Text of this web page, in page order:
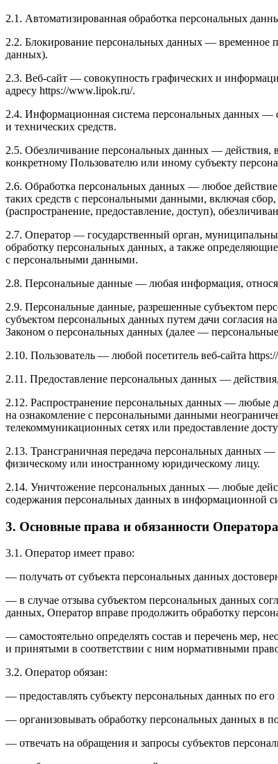
2.1. Автоматизированная обработка персональных
2.2. Блокирование персональных данных — временное
данных).
2.3. Веб-сайт — совокупность графических и
адресу https://www.lipok.ru/.
2.4. Информационная система персональных данных —
и технических средств.
2.5. Обезличивание персональных данных — действия,
конкретному Пользователю или иному субъекту
2.6. Обработка персональных данных — любое действие
таких средств с персональными данными, включая
(распространение, предоставление, доступ),
2.7. Оператор — государственный орган,
обработку персональных данных, а также
с персональными данными.
2.8. Персональные данные — любая информация,
2.9. Персональные данные, разрешенные субъектом
субъектом персональных данных путем дачи согласия
Законом о персональных данных (далее —
2.10. Пользователь — любой посетитель веб-сайта
2.11. Предоставление персональных данных —
2.12. Распространение персональных данных — любые
на ознакомление с персональными данными
телекоммуникационных сетях или предоставление
2.13. Трансграничная передача персональных данных —
физическому или иностранному юридическому лицу.
2.14. Уничтожение персональных данных — любые
содержания персональных данных в информационной
3. Основные права и обязанности Оператора
3.1. Оператор имеет право:
— получать от субъекта персональных данных
— в случае отзыва субъектом персональных данных
данных, Оператор вправе продолжить обработку
— самостоятельно определять состав и перечень мер,
и принятыми в соответствии с ним нормативными
3.2. Оператор обязан:
— предоставлять субъекту персональных данных по
— организовывать обработку персональных данных в
— отвечать на обращения и запросы субъектов